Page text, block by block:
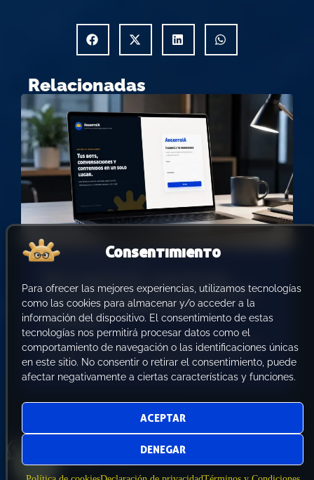
Consentimiento
Para ofrecer las mejores experiencias, utilizamos tecnologías
como las cookies para almacenar y/o acceder a la
información del dispositivo. El consentimiento de estas
tecnologías nos permitirá procesar datos como el
comportamiento de navegación o las identificaciones únicas
en este sitio. No consentir o retirar el consentimiento, puede
afectar negativamente a ciertas características y funciones.
ACEPTAR
DENEGAR
Relacionadas
Publicado en agosto 6, 2026
conversaciones de tus chatbots
en oportunidades para tu
empresa
Resumen ejecutivo Bots ArgentoIA es una nueva
solución pensada para empresas que quieren
incorporar chatbots… (seguir leyendo)